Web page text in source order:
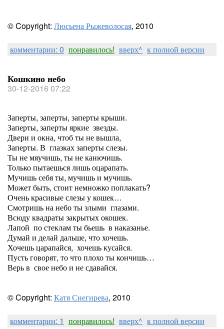
© Copyright: Люсьена Рыжеволосая, 2010
комментарии: 0 понравилось! вверх^ к полной версии
Кошкино небо
30-12-2016 07:22
Заперты, заперты, заперты крыши.
Заперты, заперты яркие звезды.
Двери и окна, чтоб ты не вышла,
Заперты. В глазках заперты слезы.
Ты не мяучишь, ты не канючишь.
Только пытаешься лишь оцарапать.
Мучишь себя ты, мучишь и мучишь.
Может быть, стоит немножко поплакать?
Очень красивые слезы у кошек…
Смотришь на небо ты злыми глазами.
Всюду квадраты закрытых окошек.
Лапой по стеклам ты бьешь в наказанье.
Думай и делай дальше, что хочешь.
Хочешь царапайся, хочешь кусайся.
Пусть говорят, то что плохо ты кончишь…
Верь в свое небо и не сдавайся.
© Copyright: Катя Снегирева, 2010
комментарии: 1 понравилось! вверх^ к полной версии